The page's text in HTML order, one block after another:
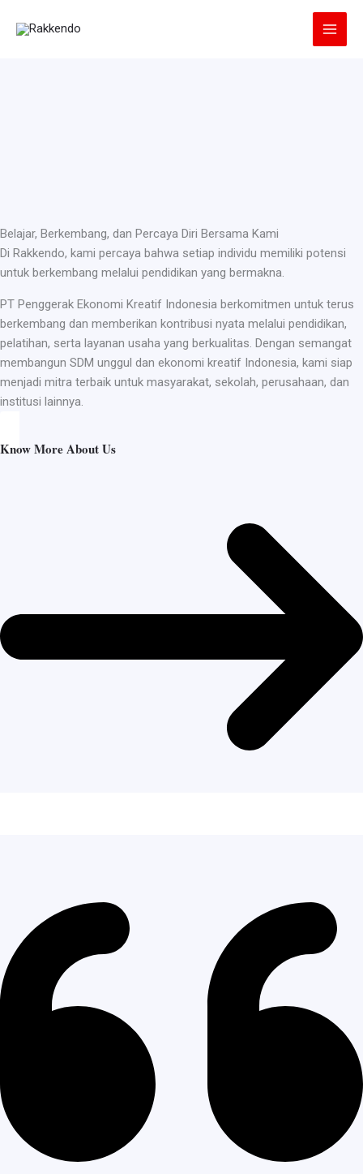
Belajar, Berkembang, dan Percaya Diri Bersama Kami
Di Rakkendo, kami percaya bahwa setiap individu memiliki potensi
untuk berkembang melalui pendidikan yang bermakna.
PT Penggerak Ekonomi Kreatif Indonesia berkomitmen untuk terus
berkembang dan memberikan kontribusi nyata melalui pendidikan,
pelatihan, serta layanan usaha yang berkualitas. Dengan semangat
membangun SDM unggul dan ekonomi kreatif Indonesia, kami siap
menjadi mitra terbaik untuk masyarakat, sekolah, perusahaan, dan
institusi lainnya.
Know More About Us